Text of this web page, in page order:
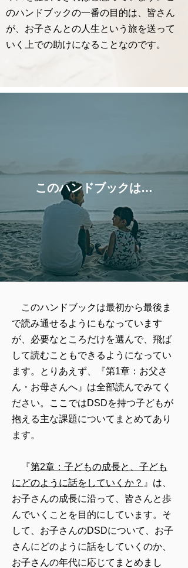
のハンドブックの一番の目的は、皆さん
が、お子さんとの人生という旅を送って
いく上での助けになることなのです。
このハンドブックは…
​ このハンドブックは最初から最後ま
で読み通せるようにもなっています
が、必要なところだけを選んで、飛ば
して読むこともできるようになってい
ます。とりあえず、『第1章：お父さ
ん・お母さんへ』は全部読んでみてく
ださい。ここではDSDを持つ子どもが
抱える主な課題についてまとめてあり
ます。
『第2章：子どもの成長と、子ども
にどのように話をしていくか？ 』は、
お子さんの成長に沿って、皆さんと歩
んでいくことを目的にしています。そ
して、お子さんのDSDについて、お子
さんにどのように話をしていくのか、
お子さんの年代に応じてまとめまし